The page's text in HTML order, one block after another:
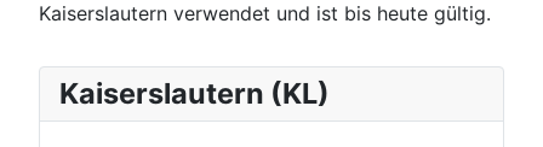
Kaiserslautern verwendet und ist bis heute gültig.
Kaiserslautern (KL)